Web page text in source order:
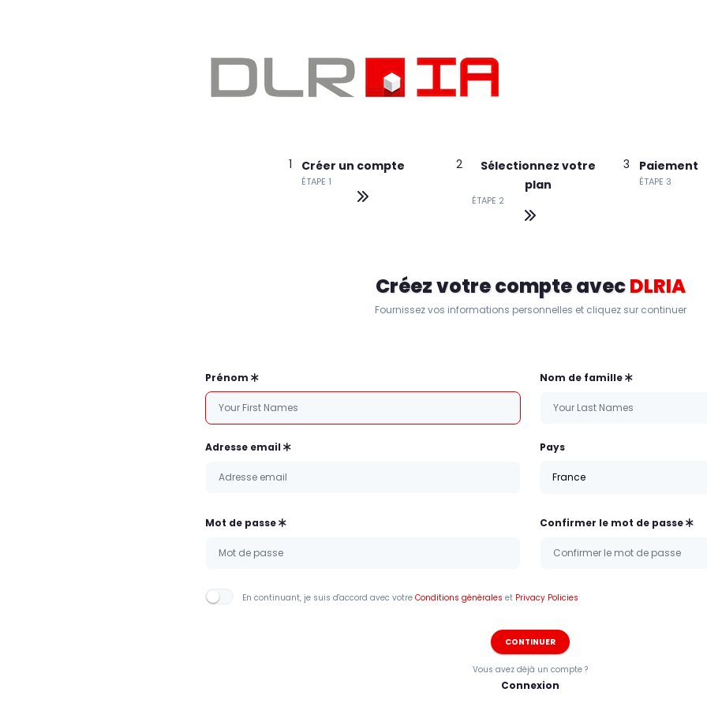
1 Créer un compte
ÉTAPE 1
2
Sélectionnez votre
plan
ÉTAPE 2
3 Paiement
ÉTAPE 3
Créez votre compte avecDLRIA
Fournissez vos informations personnelles et cliquez sur continuer
Prénom Nom de famille
Adresse email Pays
France
Mot de passe Confirmer le mot de passe
En continuant, je suis d'accord avec votre Conditions générales et Privacy Policies
CONTINUER
Vous avez déjà un compte ?
Connexion